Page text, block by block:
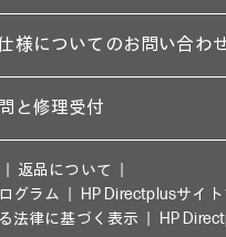
様についてのお問い合わ
と修理受付
返品について
グラム
HP Directplusサイ
法律に基づく表示
HP